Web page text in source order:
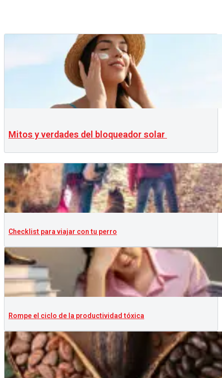
Mitos y verdades del bloqueador solar
Checklist para viajar con tu perro
Rompe el ciclo de la productividad tóxica